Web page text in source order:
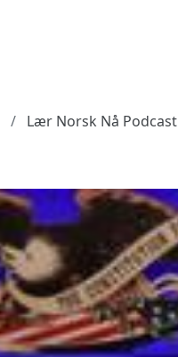
Lær Norsk Nå Podcast